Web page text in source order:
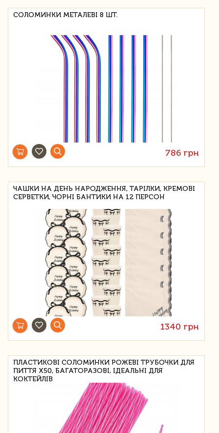
СОЛОМИНКИ МЕТАЛЕВІ 8 ШТ.
786 грн
ЧАШКИ НА ДЕНЬ НАРОДЖЕННЯ, ТАРІЛКИ, КРЕМОВІ
СЕРВЕТКИ, ЧОРНІ БАНТИКИ НА 12 ПЕРСОН
1340 грн
ПЛАСТИКОВІ СОЛОМИНКИ РОЖЕВІ ТРУБОЧКИ ДЛЯ
ПИТТЯ Х50, БАГАТОРАЗОВІ, ІДЕАЛЬНІ ДЛЯ
КОКТЕЙЛІВ